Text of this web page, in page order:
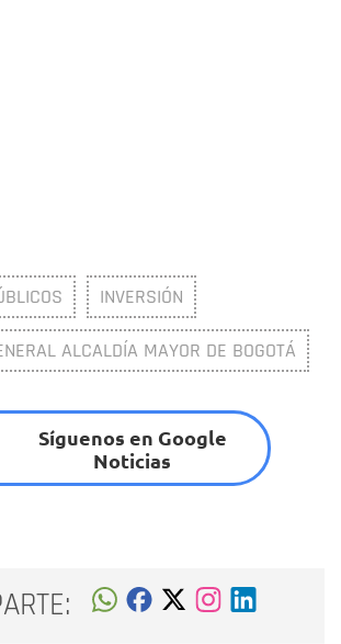
INVERSIÓN
ALCALDÍA MAYOR DE BOGOTÁ
Síguenos en Google
Noticias